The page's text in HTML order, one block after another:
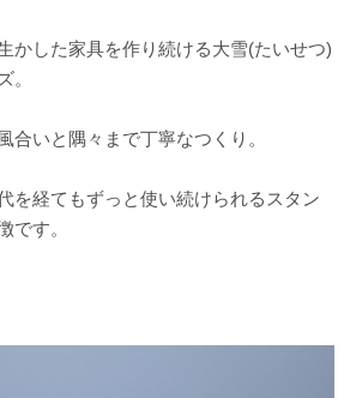
かした家具を作り続ける大雪(たいせつ)
。
合いと隅々まで丁寧なつくり。
を経てもずっと使い続けられるスタン
です。